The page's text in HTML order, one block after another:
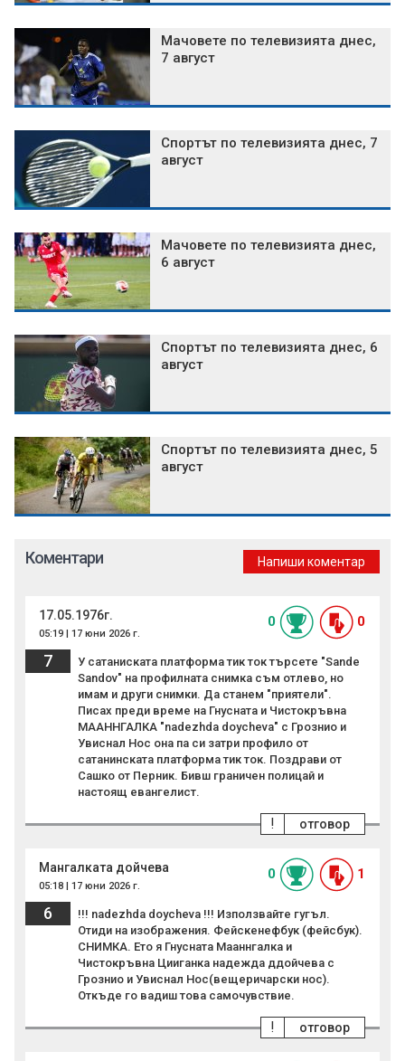
Мачовете по телевизията днес,
7 август
Спортът по телевизията днес, 7
август
Мачовете по телевизията днес,
6 август
Спортът по телевизията днес, 6
август
Спортът по телевизията днес, 5
август
Коментари Напиши коментар
17.05.1976г.
05:19 | 17 юни 2026 г.
0 0
7
У сатаниската платформа тик ток търсете "Sande
Sandov" на профилната снимка съм отлево, но
имам и други снимки. Да станем "приятели".
Писах преди време на Гнусната и Чистокръвна
МААННГАЛКА "nadezhda doycheva" с Грознио и
Увиснал Нос она па си затри профило от
сатанинската платформа тик ток. Поздрави от
Сашко от Перник. Бивш граничен полицай и
настоящ евангелист.
отговор
!
Мангалката дойчева
05:18 | 17 юни 2026 г.
0 1
6
!!! nadezhda doycheva !!! Използвайте гугъл.
Отиди на изображения. Фейскенефбук (фейсбук).
СНИМКА. Ето я Гнусната Мааннгалка и
Чистокръвна Цииганка надежда ддойчева с
Грознио и Увиснал Нос(вещеричарски нос).
Откъде го вадиш това самочувствие.
отговор
!